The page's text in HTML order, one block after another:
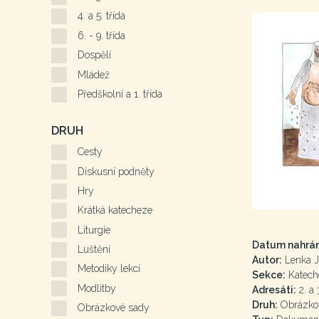
Datum
Autor: Lenka
Sekce:
Adresáti: 2. a
Druh:
4. a 5. třída
6. - 9. třída
Dospělí
Mládež
Předškolní a 1. třída
DRUH
Cesty
Diskusní podněty
Hry
Krátká katecheze
Liturgie
Luštění
Metodiky lekcí
Modlitby
Obrázkové sady